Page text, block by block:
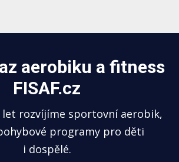
aerobiku a fitness
FISAF.cz
let rozvíjíme sportovní aerobik,
programy pro děti
i dospělé.